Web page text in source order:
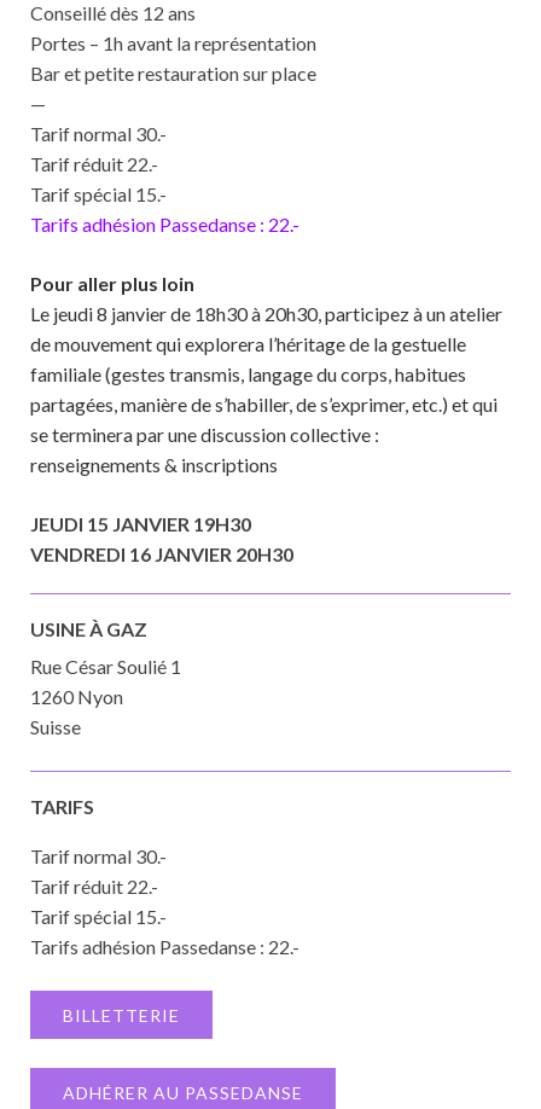
Conseillé dès 12 ans
Portes – 1h avant la représentation
Bar et petite restauration sur place
—
Tarif normal 30.-
Tarif réduit 22.-
Tarif spécial 15.-
Tarifs adhésion Passedanse : 22.-
Pour aller plus loin
Le jeudi 8 janvier de 18h30 à 20h30, participez à un atelier
de mouvement qui explorera l’héritage de la gestuelle
familiale (gestes transmis, langage du corps, habitues
partagées, manière de s’habiller, de s’exprimer, etc.) et qui
se terminera par une discussion collective :
renseignements & inscriptions
JEUDI 15 JANVIER 19H30
VENDREDI 16 JANVIER 20H30
USINE À GAZ
Rue César Soulié 1
1260 Nyon
Suisse
TARIFS
Tarif normal 30.-
Tarif réduit 22.-
Tarif spécial 15.-
Tarifs adhésion Passedanse : 22.-
BILLETTERIE
ADHÉRER AU PASSEDANSE